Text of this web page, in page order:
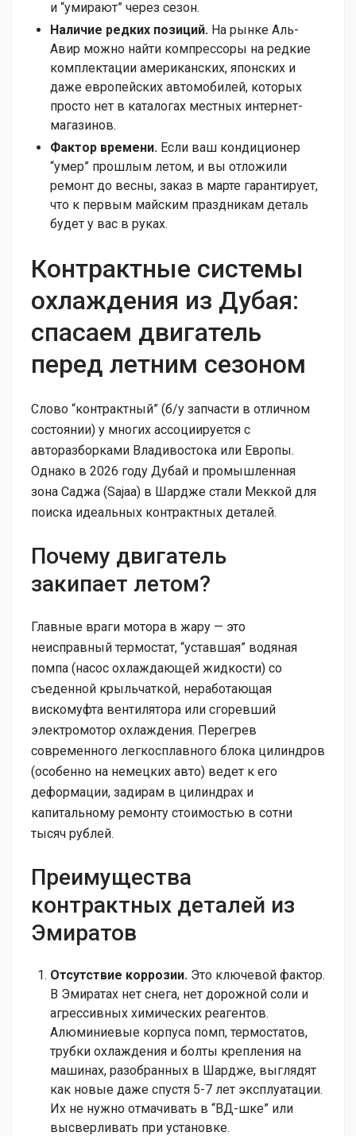
и “умирают” через сезон.
Наличие редких позиций. На рынке Аль-
Авир можно найти компрессоры на редкие
комплектации американских, японских и
даже европейских автомобилей, которых
просто нет в каталогах местных интернет-
магазинов.
Фактор времени. Если ваш кондиционер
“умер” прошлым летом, и вы отложили
ремонт до весны, заказ в марте гарантирует,
что к первым майским праздникам деталь
будет у вас в руках.
Контрактные системы
охлаждения из Дубая:
спасаем двигатель
перед летним сезоном
Слово “контрактный” (б/у запчасти в отличном
состоянии) у многих ассоциируется с
авторазборками Владивостока или Европы.
Однако в 2026 году Дубай и промышленная
зона Саджа (Sajaa) в Шардже стали Меккой для
поиска идеальных контрактных деталей.
Почему двигатель
закипает летом?
Главные враги мотора в жару — это
неисправный термостат, “уставшая” водяная
помпа (насос охлаждающей жидкости) со
съеденной крыльчаткой, неработающая
вискомуфта вентилятора или сгоревший
электромотор охлаждения. Перегрев
современного легкосплавного блока цилиндров
(особенно на немецких авто) ведет к его
деформации, задирам в цилиндрах и
капитальному ремонту стоимостью в сотни
тысяч рублей.
Преимущества
контрактных деталей из
Эмиратов
Отсутствие коррозии. Это ключевой фактор.
В Эмиратах нет снега, нет дорожной соли и
агрессивных химических реагентов.
Алюминиевые корпуса помп, термостатов,
трубки охлаждения и болты крепления на
машинах, разобранных в Шардже, выглядят
как новые даже спустя 5-7 лет эксплуатации.
Их не нужно отмачивать в “ВД-шке” или
высверливать при установке.